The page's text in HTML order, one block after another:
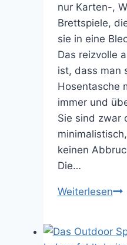
nur Karten-,
Brettspiele,
sie in eine
Das reizvolle
ist, dass man
Hosentasche
immer und
Sie sind zwar
keinen
Die…
Weiterlesen